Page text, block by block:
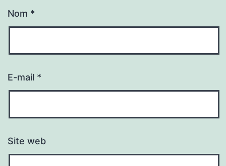
Nom *
E-mail *
Site web